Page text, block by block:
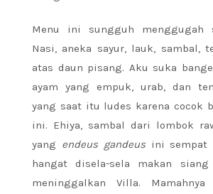
Menu ini sungguh menggugah
Nasi, aneka sayur, lauk, sambal,
atas daun pisang. Aku suka
ayam yang empuk, urab, dan
yang saat itu ludes karena cocok
ini. Ehiya, sambal dari lombok
yang endeus gandeusini sempat
hangat disela-sela makan
meninggalkan Villa.